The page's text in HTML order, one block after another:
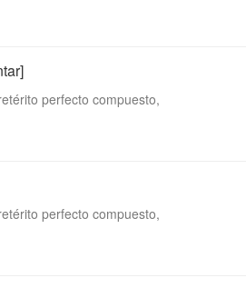
perfecto compuesto,
perfecto compuesto,